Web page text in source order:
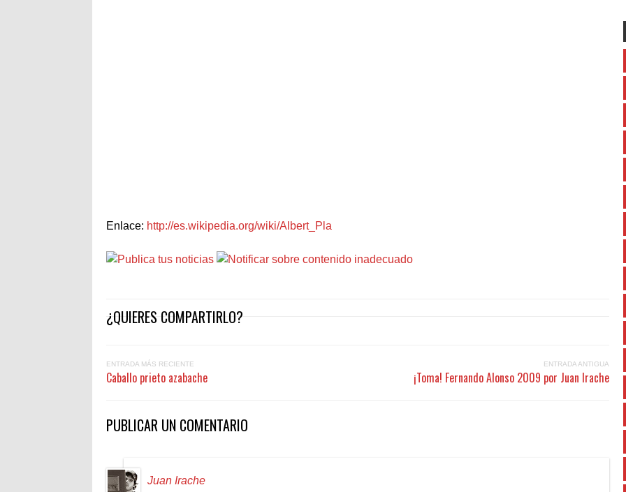
Enlace: http://es.wikipedia.org/wiki/Albert_Pla
¿QUIERES COMPARTIRLO?
ENTRADA MÁS RECIENTE
Caballo prieto azabache
ENTRADA ANTIGUA
¡Toma! Fernando Alonso 2009 por Juan Irache
PUBLICAR UN COMENTARIO
Juan Irache